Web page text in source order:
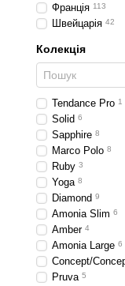
Франція 113
Швейцарія 42
Колекція
Tendance Pro 1
Solid 6
Sapphire 8
Marco Polo 8
Ruby 3
Yoga 8
Diamond 9
Amonia Slim 6
Amber 4
Amonia Large 6
Concept/
Pruva 5